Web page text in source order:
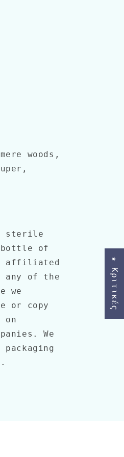
woods,
sterile
bottle of
affiliated
any of the
we
or copy
on
We
★ Κριτικές